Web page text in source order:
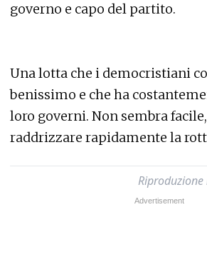
governo e capo del partito.
Una lotta che i democristiani
benissimo e che ha
loro governi. Non sembra
raddrizzare rapidamente la